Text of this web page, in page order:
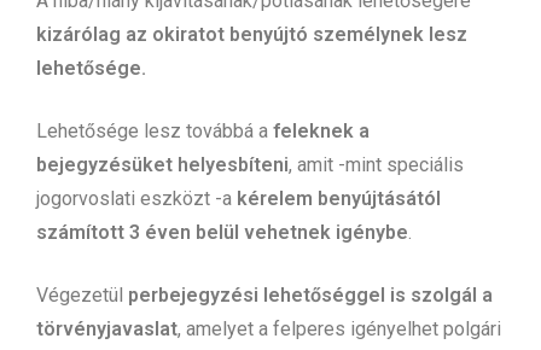
kizárólag az okiratot benyújtó személynek lesz
lehetősége.
Lehetősége lesz továbbá a feleknek a
bejegyzésüket helyesbíteni, amit -mint speciális
jogorvoslati eszközt -a kérelem benyújtásától
számított 3 éven belül vehetnek igénybe.
Végezetül perbejegyzési lehetőséggel is szolgál a
törvényjavaslat, amelyet a felperes igényelhet polgári